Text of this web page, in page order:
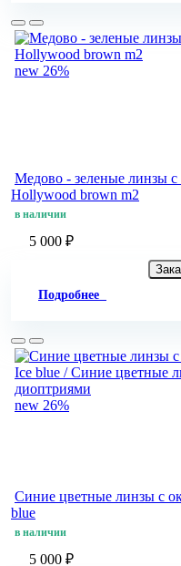
new 26%
Медово - зеленые линзы c
Hollywood brown m2
в наличии
5 000 ₽
Подробнее
new 26%
Синие цветные линзы c
blue
в наличии
5 000 ₽